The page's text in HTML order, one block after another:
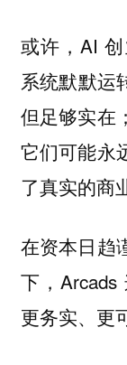
或许，AI
系统默默运
但足够实在
它们可能永
了真实的商
在资本日趋
下，
更务实、更